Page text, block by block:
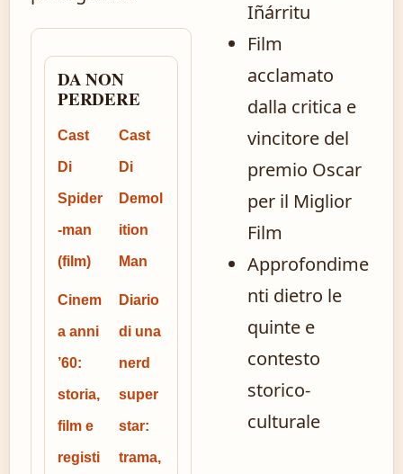
DA NON
PERDERE
Cast
Di
Spider
-man
(film)
Cast
Di
Demol
ition
Man
Cinem
a anni
’60:
storia,
film e
registi
Diario
di una
nerd
super
star:
trama,
Iñárritu
Film
acclamato
dalla critica e
vincitore del
premio Oscar
per il Miglior
Film
Approfondime
nti dietro le
quinte e
contesto
storico-
culturale